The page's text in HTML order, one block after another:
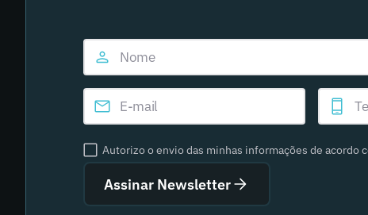
Autorizo o envio das minhas informações de acordo
Assinar Newsletter